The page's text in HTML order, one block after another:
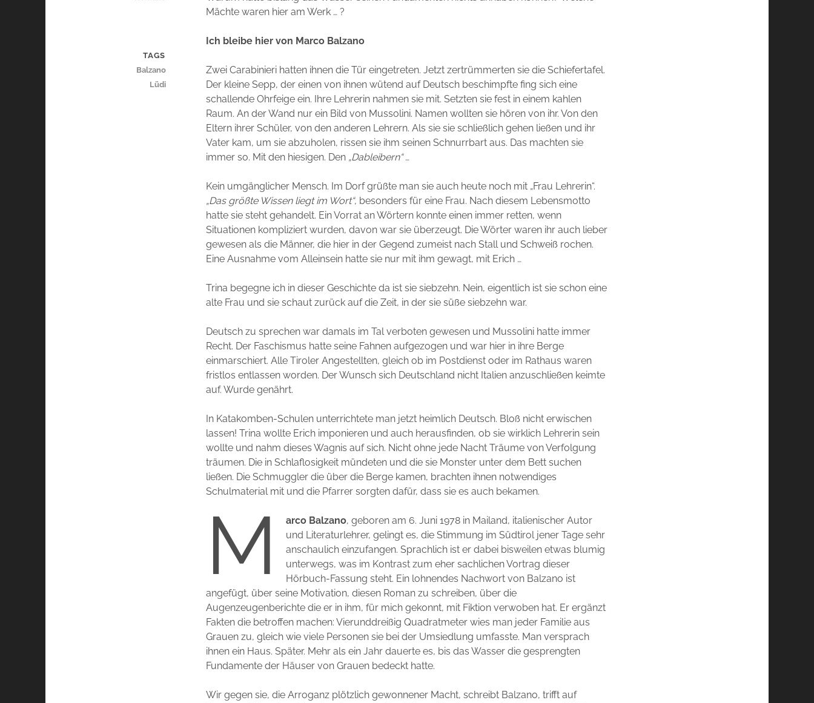
Mächte waren hier am Werk … ?
Ich bleibe hier von Marco Balzano
Zwei Carabinieri hatten ihnen die Tür eingetreten. Jetzt zertrümmerten sie die Schiefertafel.
Der kleine Sepp, der einen von ihnen wütend auf Deutsch beschimpfte fing sich eine
schallende Ohrfeige ein. Ihre Lehrerin nahmen sie mit. Setzten sie fest in einem kahlen
Raum. An der Wand nur ein Bild von Mussolini. Namen wollten sie hören von ihr. Von den
Eltern ihrer Schüler, von den anderen Lehrern. Als sie sie schließlich gehen ließen und ihr
Vater kam, um sie abzuholen, rissen sie ihm seinen Schnurrbart aus. Das machten sie
immer so. Mit den hiesigen. Den „Dableibern“…
Kein umgänglicher Mensch. Im Dorf grüßte man sie auch heute noch mit „Frau Lehrerin“.
„Das größte Wissen liegt im Wort“, besonders für eine Frau. Nach diesem Lebensmotto
hatte sie steht gehandelt. Ein Vorrat an Wörtern konnte einen immer retten, wenn
Situationen kompliziert wurden, davon war sie überzeugt. Die Wörter waren ihr auch lieber
gewesen als die Männer, die hier in der Gegend zumeist nach Stall und Schweiß rochen.
Eine Ausnahme vom Alleinsein hatte sie nur mit ihm gewagt, mit Erich …
Trina begegne ich in dieser Geschichte da ist sie siebzehn. Nein, eigentlich ist sie schon eine
alte Frau und sie schaut zurück auf die Zeit, in der sie süße siebzehn war.
Deutsch zu sprechen war damals im Tal verboten gewesen und Mussolini hatte immer
Recht. Der Faschismus hatte seine Fahnen aufgezogen und war hier in ihre Berge
einmarschiert. Alle Tiroler Angestellten, gleich ob im Postdienst oder im Rathaus waren
fristlos entlassen worden. Der Wunsch sich Deutschland nicht Italien anzuschließen keimte
auf. Wurde genährt.
In Katakomben-Schulen unterrichtete man jetzt heimlich Deutsch. Bloß nicht erwischen
lassen! Trina wollte Erich imponieren und auch herausfinden, ob sie wirklich Lehrerin sein
wollte und nahm dieses Wagnis auf sich. Nicht ohne jede Nacht Träume von Verfolgung
träumen. Die in Schlaflosigkeit mündeten und die sie Monster unter dem Bett suchen
ließen. Die Schmuggler die über die Berge kamen, brachten ihnen notwendiges
Schulmaterial mit und die Pfarrer sorgten dafür, dass sie es auch bekamen.
M arco Balzano, geboren am 6. Juni 1978 in Mailand, italienischer Autor
und Literaturlehrer, gelingt es, die Stimmung im Südtirol jener Tage sehr
anschaulich einzufangen. Sprachlich ist er dabei bisweilen etwas blumig
unterwegs, was im Kontrast zum eher sachlichen Vortrag dieser
Hörbuch-Fassung steht. Ein lohnendes Nachwort von Balzano ist
angefügt, über seine Motivation, diesen Roman zu schreiben, über die
Augenzeugenberichte die er in ihm, für mich gekonnt, mit Fiktion verwoben hat. Er ergänzt
Fakten die betroffen machen: Vierunddreißig Quadratmeter wies man jeder Familie aus
Grauen zu, gleich wie viele Personen sie bei der Umsiedlung umfasste. Man versprach
ihnen ein Haus. Später. Mehr als ein Jahr dauerte es, bis das Wasser die gesprengten
Fundamente der Häuser von Grauen bedeckt hatte.
Wir gegen sie, die Arroganz plötzlich gewonnener Macht, schreibt Balzano, trifft auf
TAGS
Balzano
Lüdi